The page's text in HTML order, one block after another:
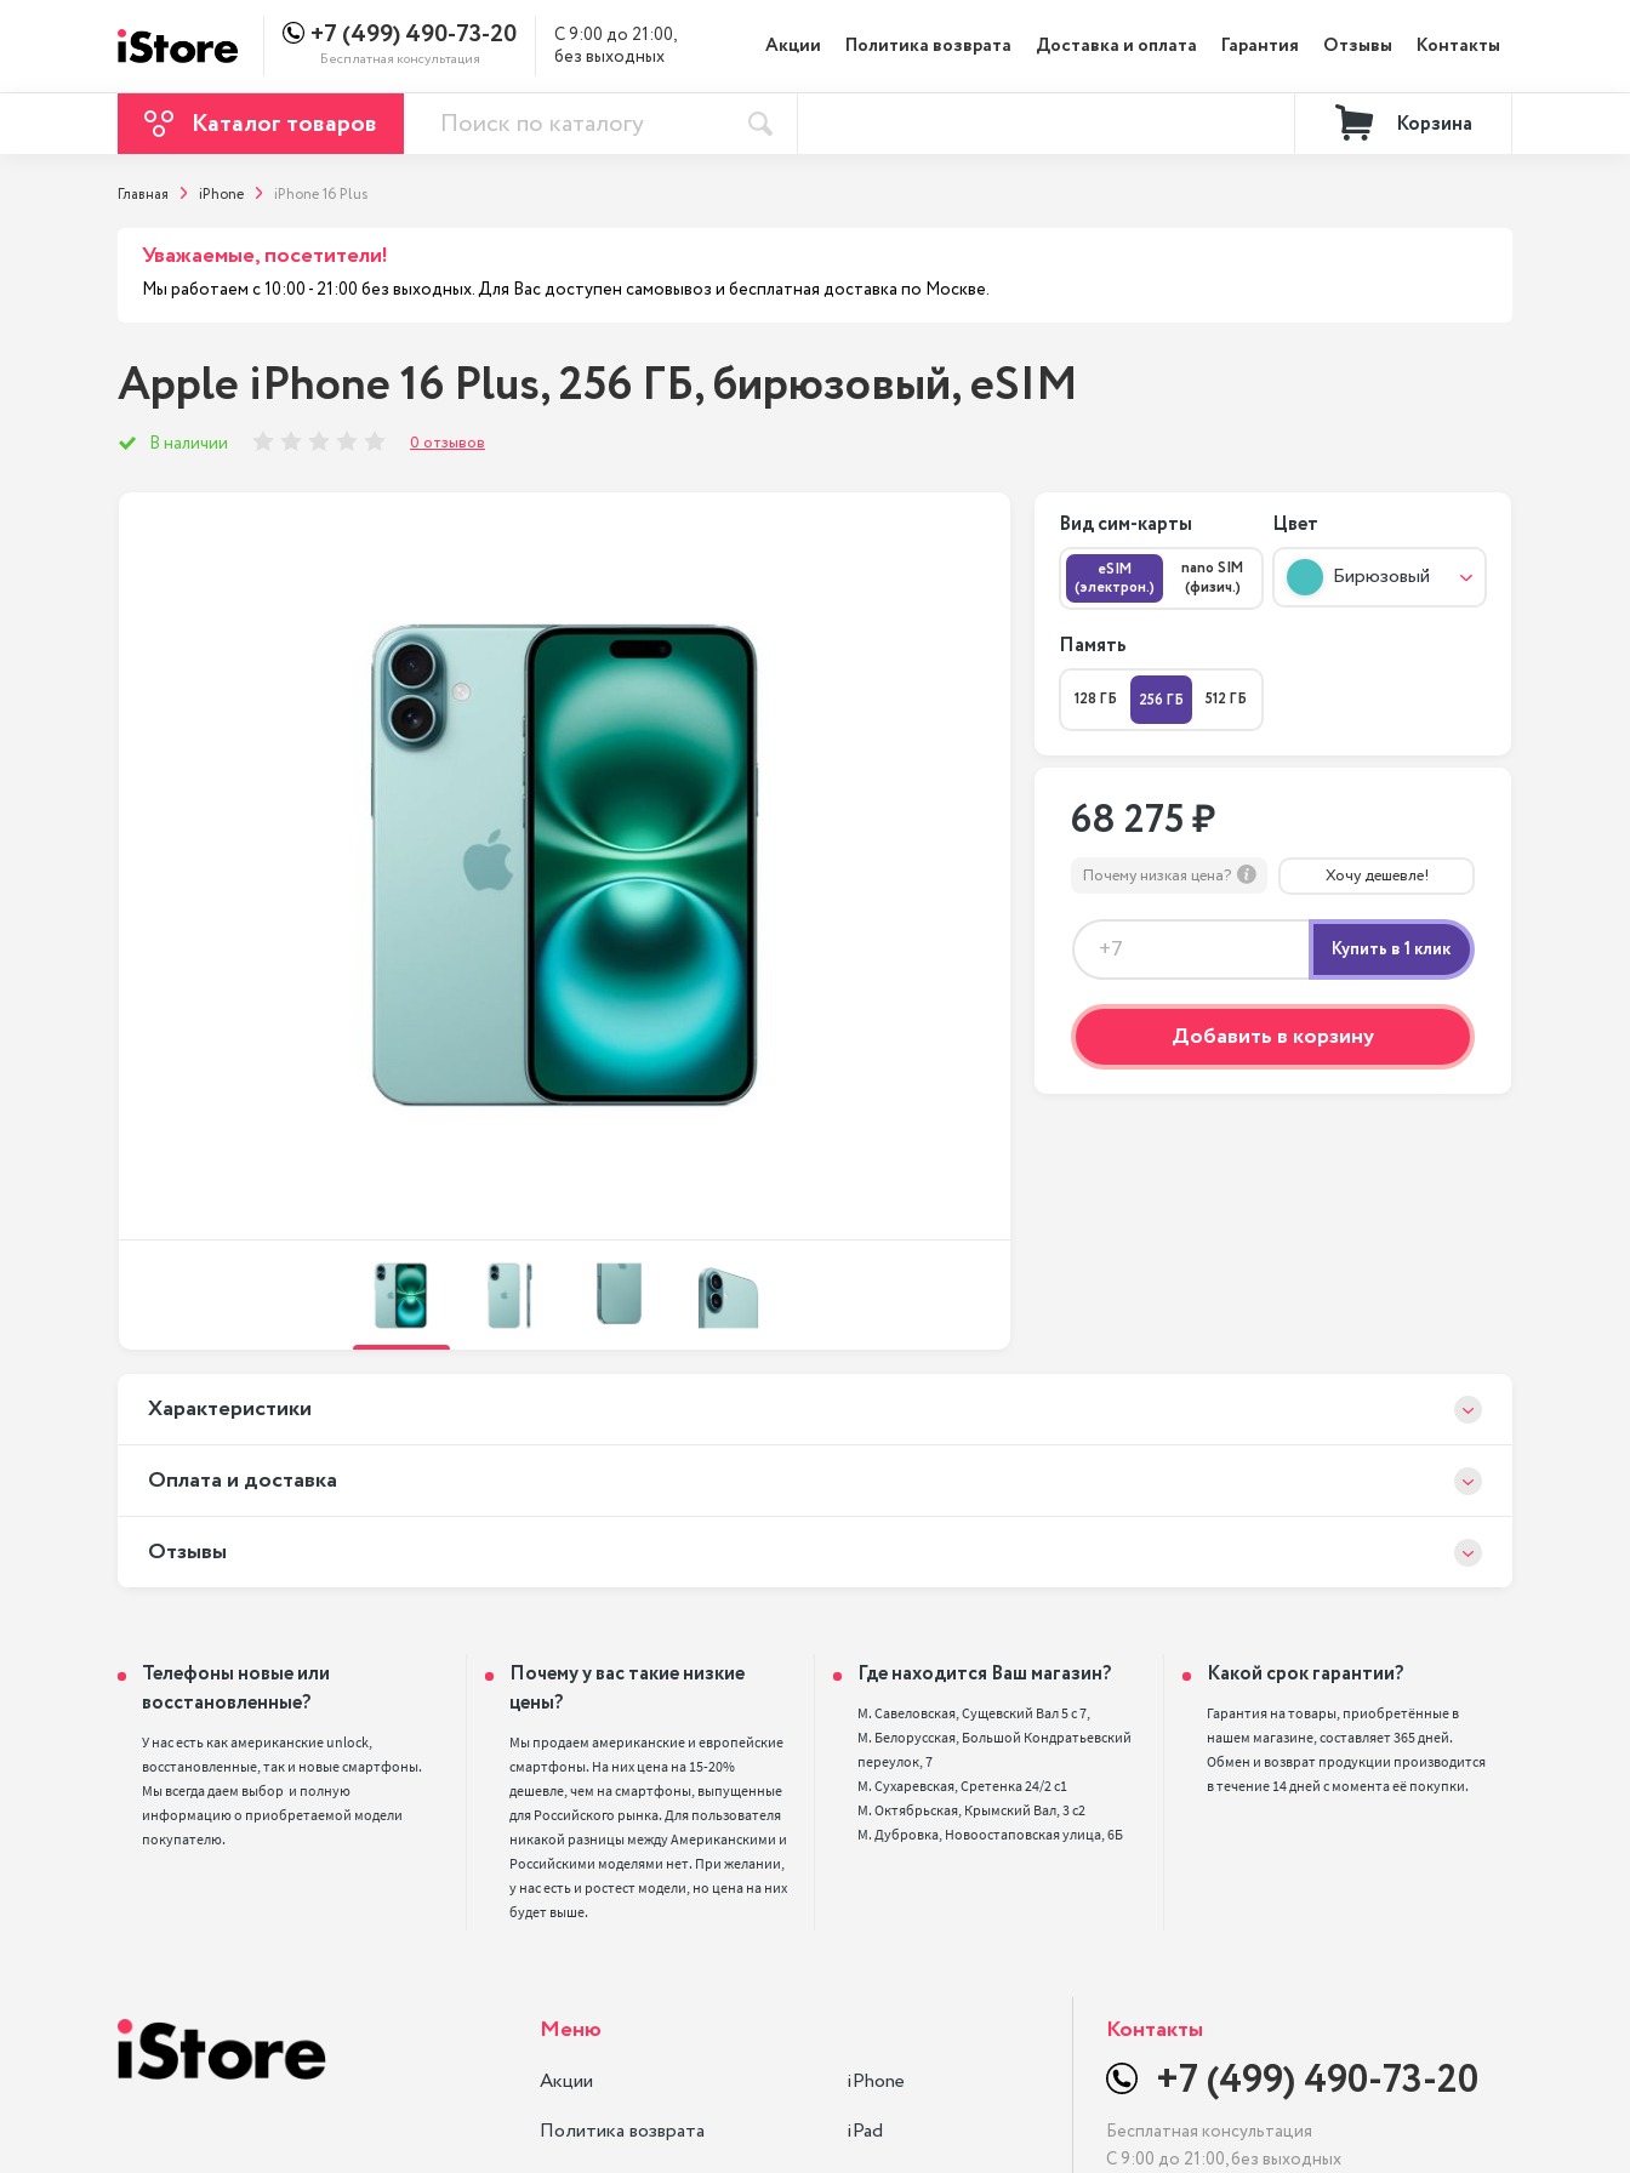
+7 (499) 490-73-20
Бесплатная консультация
С 9:00 до 21:00,
без выходных
Акции Политика возврата Доставка и оплата Гарантия Отзывы Контакты
Каталог товаров Корзина
Главная iPhone iPhone 16 Plus
Уважаемые, посетители!
Мы работаем с 10:00 - 21:00 без выходных. Для Вас доступен самовывоз и бесплатная доставка по Москве.
Apple iPhone 16 Plus, 256 ГБ, бирюзовый, eSIM
В наличии 0 отзывов
Вид сим-карты
eSIM
(электрон.)
nano SIM
(физич.)
Цвет
Бирюзовый
Память
128 ГБ 256 ГБ 512 ГБ
68 275 ₽
Почему низкая цена? Хочу дешевле!
Добавить в корзину
Xарактеристики
Оплата и доставка
Отзывы
Телефоны новые или
восстановленные?
У нас есть как американские unlock,
восстановленные, так и новые смартфоны.
Мы всегда даем выбор  и полную
информацию о приобретаемой модели
покупателю.
Почему у вас такие низкие
цены?
Мы продаем американские и европейские
смартфоны. На них цена на 15-20%
дешевле, чем на смартфоны, выпущенные
для Российского рынка. Для пользователя
никакой разницы между Американскими и
Российскими моделями нет. При желании,
у нас есть и ростест модели, но цена на них
будет выше.
Где находится Ваш магазин?
М. Савеловская, Сущевский Вал 5 с 7,
М. Белорусская, Большой Кондратьевский
переулок, 7
М. Сухаревская, Сретенка 24/2 с1
М. Октябрьская, Крымский Вал, 3 с2
Какой срок гарантии?
Гарантия на товары, приобретённые в
нашем магазине, составляет 365 дней.
Обмен и возврат продукции производится
в течение 14 дней с момента её покупки.
Меню
Акции
Политика возврата
iPhone
iPad
Контакты
+7 (499) 490-73-20
Бесплатная консультация
С 9:00 до 21:00, без выходных